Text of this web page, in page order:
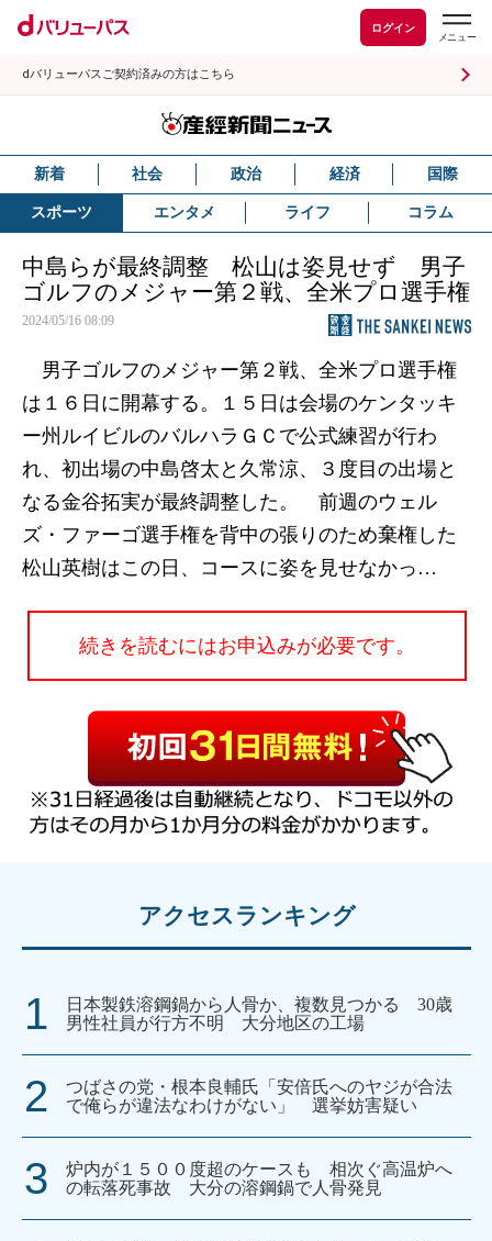
ログイン
dバリューパスご契約済みの方はこちら
新着 社会 政治 経済 国際
スポーツ エンタメ ライフ コラム
中島らが最終調整 松山は姿見せず 男子
ゴルフのメジャー第２戦、全米プロ選手権
2024/05/16 08:09
男子ゴルフのメジャー第２戦、全米プロ選手権
は１６日に開幕する。１５日は会場のケンタッキ
ー州ルイビルのバルハラＧＣで公式練習が行わ
れ、初出場の中島啓太と久常涼、３度目の出場と
なる金谷拓実が最終調整した。 前週のウェル
ズ・ファーゴ選手権を背中の張りのため棄権した
松山英樹はこの日、コースに姿を見せなかっ…
続きを読むにはお申込みが必要です。
アクセスランキング
日本製鉄溶鋼鍋から人骨か、複数見つかる 30歳
男性社員が行方不明 大分地区の工場
つばさの党・根本良輔氏「安倍氏へのヤジが合法
で俺らが違法なわけがない」 選挙妨害疑い
炉内が１５００度超のケースも 相次ぐ高温炉へ
の転落死事故 大分の溶鋼鍋で人骨発見